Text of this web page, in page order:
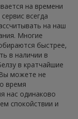
на времени
всегда
на наш
Многие
быстрее,
в наличии в
в кратчайшие
можете не
время
нас одинаково
спокойствии и